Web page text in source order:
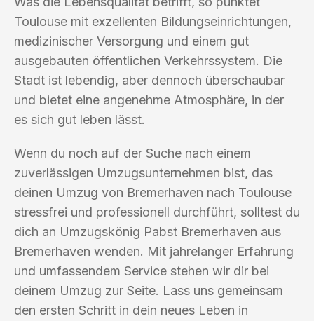
Toulouse mit exzellenten Bildungseinrichtungen,
medizinischer Versorgung und einem gut
ausgebauten öffentlichen Verkehrssystem. Die
Stadt ist lebendig, aber dennoch überschaubar
und bietet eine angenehme Atmosphäre, in der
es sich gut leben lässt.
Wenn du noch auf der Suche nach einem
zuverlässigen Umzugsunternehmen bist, das
deinen Umzug von Bremerhaven nach Toulouse
stressfrei und professionell durchführt, solltest du
dich an Umzugskönig Pabst Bremerhaven aus
Bremerhaven wenden. Mit jahrelanger Erfahrung
und umfassendem Service stehen wir dir bei
deinem Umzug zur Seite. Lass uns gemeinsam
den ersten Schritt in dein neues Leben in